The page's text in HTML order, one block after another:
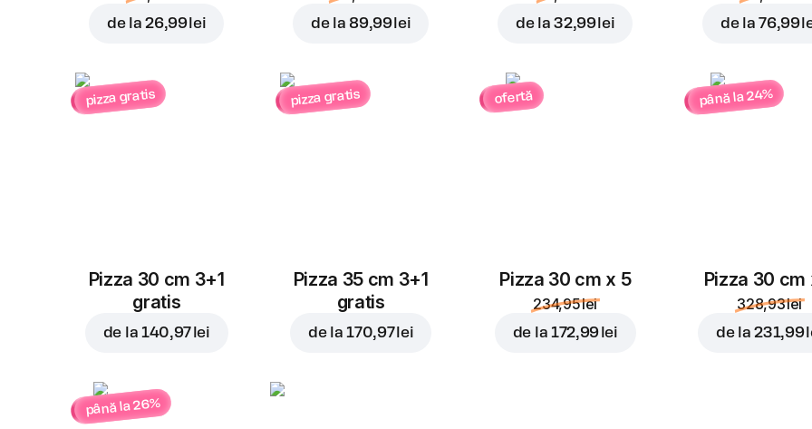
de la26,99 lei de la 89,99 lei de la32,99 lei de la76,99
pizza gratis
Pizza 30 cm 3+1
gratis
de la 140,97 lei
pizza gratis
Pizza 35 cm 3+1
gratis
de la170,97 lei
ofertă
Pizza 30 cm x 5
234,95 lei
de la 172,99 lei
până la 24%
Pizza 30 cm
328,93 lei
de la231,99
până la 26%